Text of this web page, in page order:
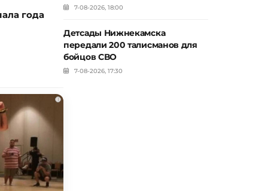
года
i
7-08-2026, 18:00
Детсады Нижнекамска
передали 200 талисманов для
бойцов СВО
7-08-2026, 17:30